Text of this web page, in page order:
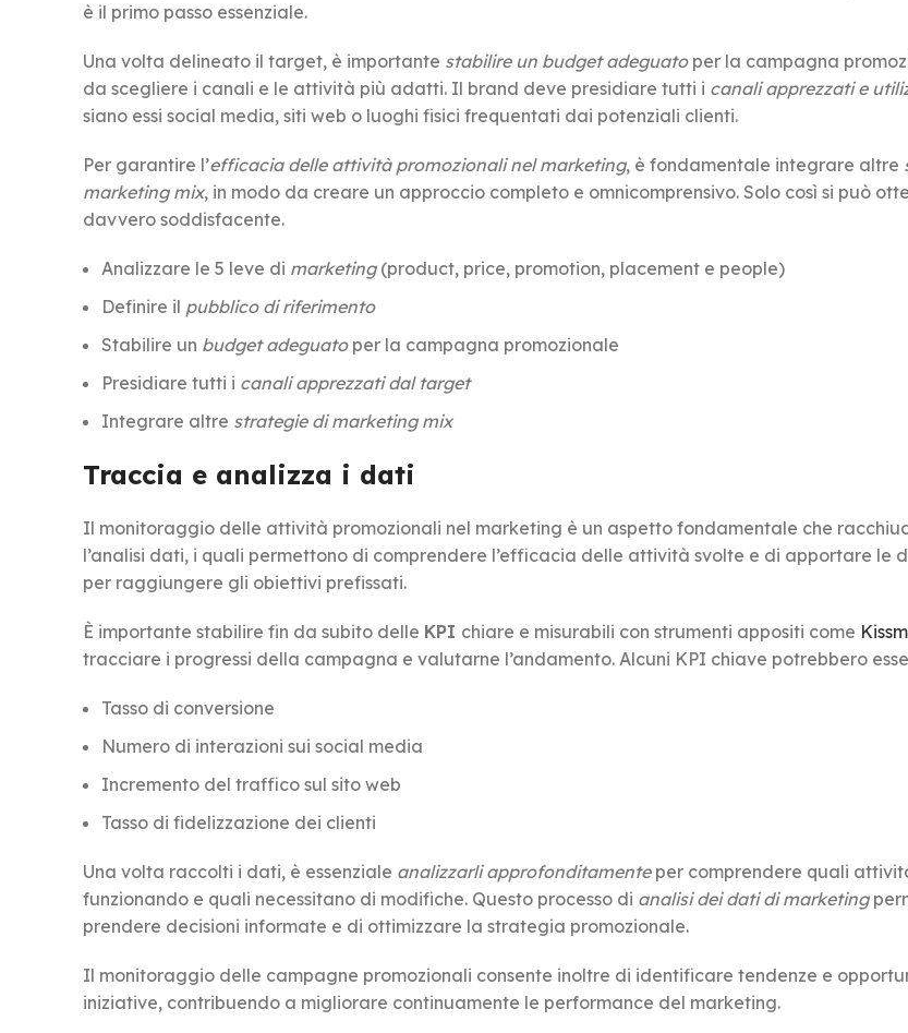
è il primo passo essenziale.
Una volta delineato il target, è importante stabilire un budget adeguatoper la campagna
da scegliere i canali e le attività più adatti. Il brand deve presidiare tutti i canali apprezzati e
siano essi social media, siti web o luoghi fisici frequentati dai potenziali clienti.
Per garantire l’efficacia delle attività promozionali nel marketing, è fondamentale integrare altre
marketing mix, in modo da creare un approccio completo e omnicomprensivo. Solo così si può
davvero soddisfacente.
Analizzare le 5 leve di marketing(product, price, promotion, placement e people)
Definire il pubblico di riferimento
Stabilire un budget adeguatoper la campagna promozionale
Presidiare tutti i canali apprezzati dal target
Integrare altre strategie di marketing mix
Traccia e analizza i dati
Il monitoraggio delle attività promozionali nel marketing è un aspetto fondamentale che
l’analisi dati, i quali permettono di comprendere l’efficacia delle attività svolte e di apportare le
per raggiungere gli obiettivi prefissati.
È importante stabilire fin da subito delle KPI chiare e misurabili con strumenti appositi come
tracciare i progressi della campagna e valutarne l’andamento. Alcuni KPI chiave potrebbero
Tasso di conversione
Numero di interazioni sui social media
Incremento del traffico sul sito web
Tasso di fidelizzazione dei clienti
Una volta raccolti i dati, è essenziale analizzarli approfonditamenteper comprendere quali
funzionando e quali necessitano di modifiche. Questo processo di analisi dei dati di marketing
prendere decisioni informate e di ottimizzare la strategia promozionale.
Il monitoraggio delle campagne promozionali consente inoltre di identificare tendenze e
iniziative, contribuendo a migliorare continuamente le performance del marketing.